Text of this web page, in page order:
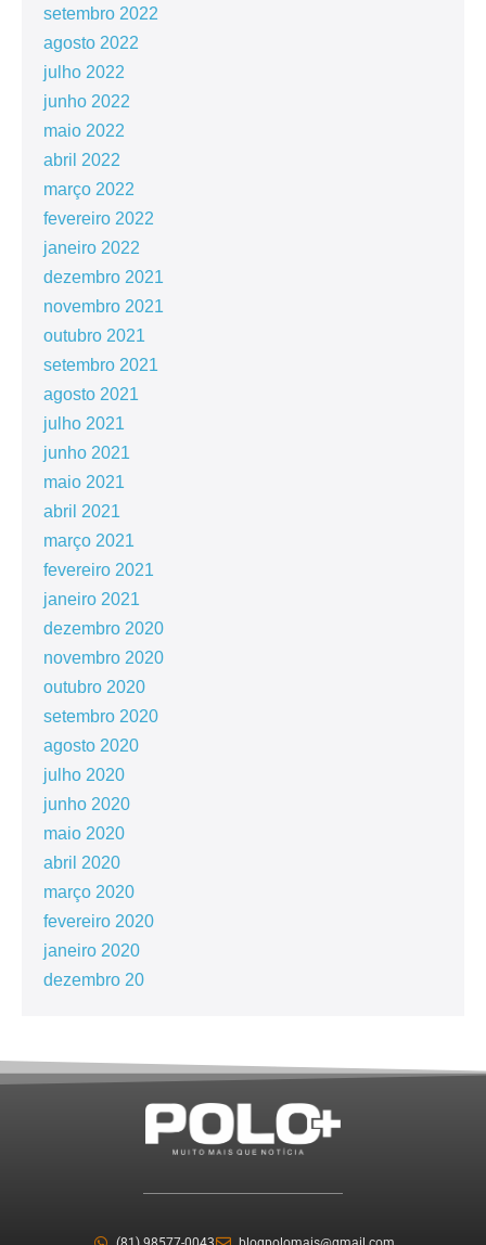
setembro 2022
agosto 2022
julho 2022
junho 2022
maio 2022
abril 2022
março 2022
fevereiro 2022
janeiro 2022
dezembro 2021
novembro 2021
outubro 2021
setembro 2021
agosto 2021
julho 2021
junho 2021
maio 2021
abril 2021
março 2021
fevereiro 2021
janeiro 2021
dezembro 2020
novembro 2020
outubro 2020
setembro 2020
agosto 2020
julho 2020
junho 2020
maio 2020
abril 2020
março 2020
fevereiro 2020
janeiro 2020
dezembro 20